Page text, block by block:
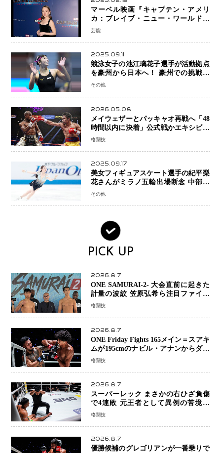
マーベル映画『キャプテン・アメリ
カ：ブレイブ・ニュー・ワールド』
新ブラック・ウィドウ役のシラ・ハー
芸能
2025.09.11
競泳女子の池江璃花子選手が活動拠点
を豪州から日本へ！ 豪州での挑戦を
糧に、28年ロサンゼルス五輪へ再始動
その他
2026.05.08
メイウェザーとパッキャオ再戦へ「48
時間以内に決着」公式戦かエキシビシ
ョンか混迷続く
格闘技
2025.09.17
美女フィギュアスケート選手の紀平梨
花さんがミラノ五輪出場断念 中部選
手権欠場を発表「安全最優先の判断」
その他
PICK UP
2026.8.7
ONE SAMURAI-2- 大会直前に起きた
計量の波紋 笠原弘希ら注目ファイタ
ーは契約体重で決戦へ、山本歩夢と平
格闘技
2026.8.7
ONE Friday Fights 165メイン＝スアキ
ムが195cmのナビル・アナンからダウ
ン奪取！猛反撃を耐え抜き判定勝利、
格闘技
2026.8.7
スーパーレック まさかの右ひざ負傷
で4連敗 元王者として異例の苦境…
「アクシデント」でも消えない危険信
格闘技
2026.8.7
優勝候補のグレゴリアンが一番乗りで